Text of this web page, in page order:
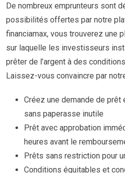
De nombreux emprunteurs sont
possibilités offertes par notre
financiamax, vous trouverez une
sur laquelle les investisseurs
prêter de l’argent à des
Laissez-vous convaincre par
Créez une demande de
sans paperasse inutile
Prêt avec approbation
heures avant le
Prêts sans restriction pour
Conditions équitables et